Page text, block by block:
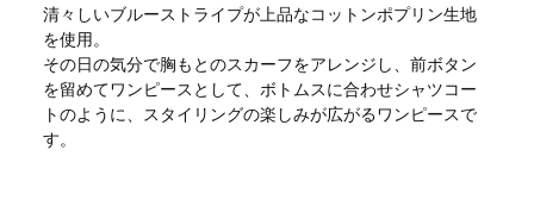
清々しいブルーストライプが上品なコットンポプリン生地
を使用。
その日の気分で胸もとのスカーフをアレンジし、前ボタン
を留めてワンピースとして、ボトムスに合わせシャツコー
トのように、スタイリングの楽しみが広がるワンピースで
す。